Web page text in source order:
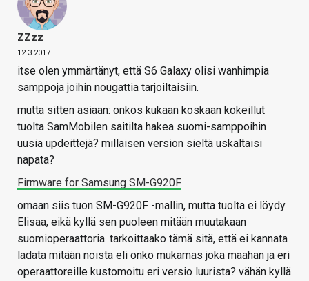
ZZzz
12.3.2017
itse olen ymmärtänyt, että S6 Galaxy olisi wanhimpia
samppoja joihin nougattia tarjoiltaisiin.
mutta sitten asiaan: onkos kukaan koskaan kokeillut
tuolta SamMobilen saitilta hakea suomi-samppoihin
uusia updeittejä? millaisen version sieltä uskaltaisi
napata?
Firmware for Samsung SM-G920F
omaan siis tuon SM-G920F -mallin, mutta tuolta ei löydy
Elisaa, eikä kyllä sen puoleen mitään muutakaan
suomioperaattoria. tarkoittaako tämä sitä, että ei kannata
ladata mitään noista eli onko mukamas joka maahan ja eri
operaattoreille kustomoitu eri versio luurista? vähän kyllä